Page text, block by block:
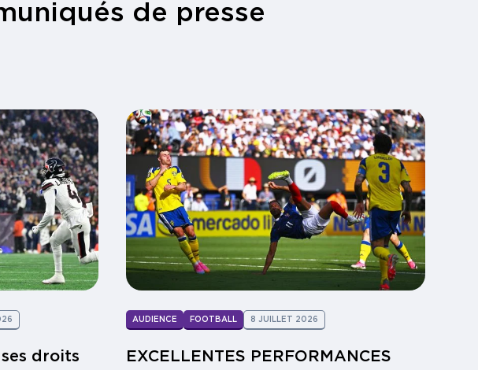
de presse
ses droits
AUDIENCE FOOTBALL 8 JUILLET 2026
EXCELLENTES PERFORMANCES